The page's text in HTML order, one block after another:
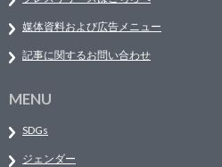
媒体資料および広告メニュー
記事に関するお問い合わせ
MENU
SDGs
ジェンダー